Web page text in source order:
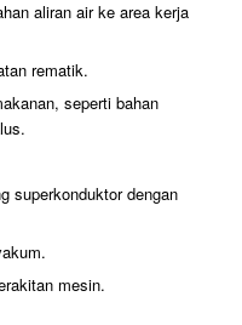
aliran air ke area kerja
rematik.
seperti bahan
superkonduktor dengan
mesin.